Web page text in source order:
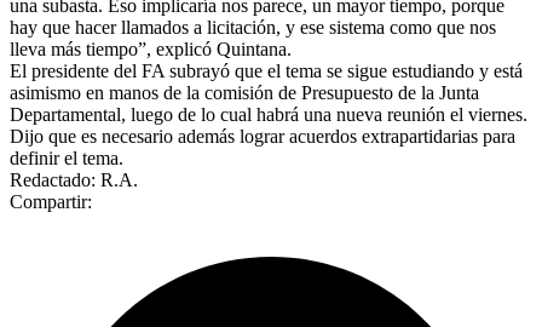
una subasta. Eso implicaría nos parece, un mayor tiempo, porque
hay que hacer llamados a licitación, y ese sistema como que nos
lleva más tiempo”, explicó Quintana.
El presidente del FA subrayó que el tema se sigue estudiando y está
asimismo en manos de la comisión de Presupuesto de la Junta
Departamental, luego de lo cual habrá una nueva reunión el viernes.
Dijo que es necesario además lograr acuerdos extrapartidarias para
definir el tema.
Redactado: R.A.
Compartir: